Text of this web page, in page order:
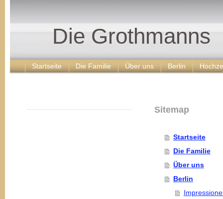
Die Grothmanns
Startseite Die Familie Über uns Berlin
Sitemap
Startseite
Die Familie
Über uns
Berlin